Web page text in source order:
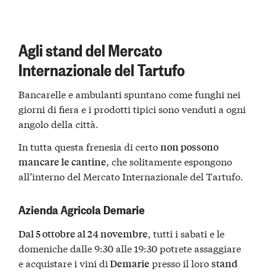
Agli stand del Mercato
Internazionale del Tartufo
Bancarelle e ambulanti spuntano come funghi nei
giorni di fiera e i prodotti tipici sono venduti a ogni
angolo della città.
In tutta questa frenesia di certonon possono
mancare le cantine, che solitamente espongono
all’interno del Mercato Internazionale del Tartufo.
Azienda Agricola Demarie
Dal 5 ottobre al 24 novembre, tutti i sabati e le
domeniche dalle 9:30 alle 19:30 potrete assaggiare
e acquistare i vini diDemarie presso il lorostand